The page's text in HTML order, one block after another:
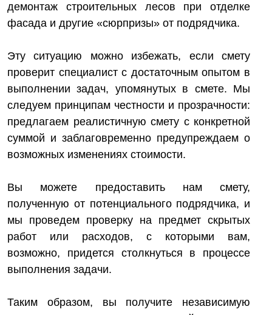
демонтаж строительных лесов при отделке
фасада и другие «сюрпризы» от подрядчика.
Эту ситуацию можно избежать, если смету
проверит специалист с достаточным опытом в
выполнении задач, упомянутых в смете. Мы
следуем принципам честности и прозрачности:
предлагаем реалистичную смету с конкретной
суммой и заблаговременно предупреждаем о
возможных изменениях стоимости.
Вы можете предоставить нам смету,
полученную от потенциального подрядчика, и
мы проведем проверку на предмет скрытых
работ или расходов, с которыми вам,
возможно, придется столкнуться в процессе
выполнения задачи.
Таким образом, вы получите независимую